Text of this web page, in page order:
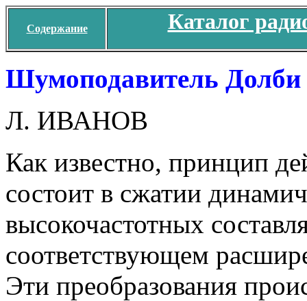
Содержание Каталог
Шумоподавитель Долби
Л. ИВАНОВ
Как известно, принцип
состоит в сжатии
высокочастотных
соответствующем
Эти преобразования